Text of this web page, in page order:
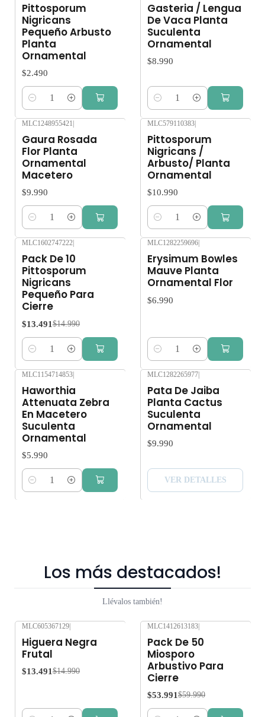
Pittosporum
Nigricans
Pequeño Arbusto
Planta
Ornamental
$2.490
Cantidad
Gasteria / Lengua
De Vaca Planta
Suculenta
Ornamental
$8.990
Cantidad
MLC1248955421 |
Gaura Rosada
Flor Planta
Ornamental
Macetero
$9.990
Cantidad
MLC579110383|
Pittosporum
Nigricans /
Arbusto/ Planta
Ornamental
$10.990
Cantidad
MLC1602747222
Pack De 10
Pittosporum
Nigricans
Pequeño Para
Cierre
$13.491 $14.990
Cantidad
MLC1282259696
Erysimum Bowles
Mauve Planta
Ornamental Flor
$6.990
Cantidad
MLC1154714853|
Haworthia
Attenuata Zebra
En Macetero
Suculenta
Ornamental
$5.990
Cantidad
MLC1282265977|
Pata De Jaiba
Planta Cactus
Suculenta
Ornamental
$9.990
VER DETALLES
Los más destacados!
Llévalos también!
MLC605367129|
Higuera Negra
Frutal
$13.491 $14.990
MLC1412613183|
Pack De 50
Miosporo
Arbustivo Para
Cierre
$53.991 $59.990